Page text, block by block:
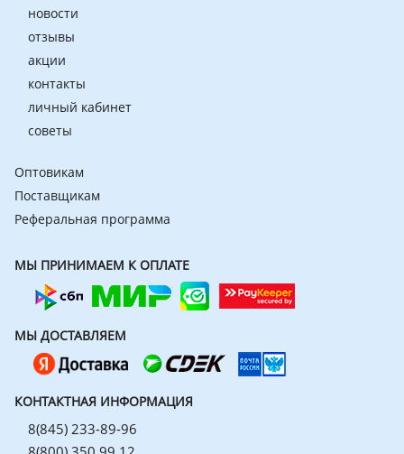
новости
отзывы
акции
контакты
личный кабинет
советы
Оптовикам
Поставщикам
Реферальная программа
МЫ ПРИНИМАЕМ К ОПЛАТЕ
МЫ ДОСТАВЛЯЕМ
КОНТАКТНАЯ ИНФОРМАЦИЯ
8(845) 233-89-96